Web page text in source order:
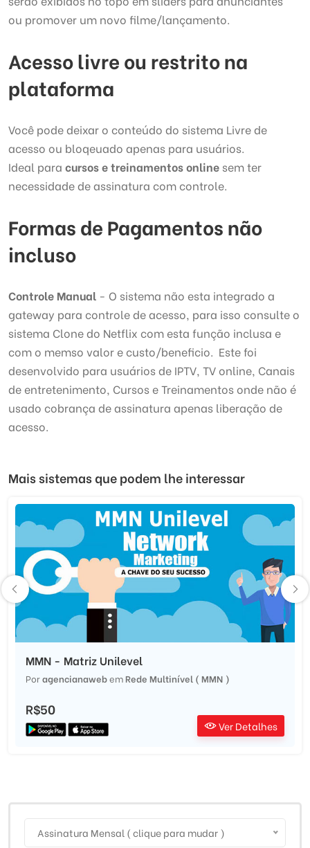
ou promover um novo filme/lançamento.
Acesso livre ou restrito na
plataforma
Você pode deixar o conteúdo do sistema Livre de
acesso ou bloqeuado apenas para usuários.
Ideal para cursos e treinamentos online sem ter
necessidade de assinatura com controle.
Formas de Pagamentos não
incluso
Controle Manual - O sistema não esta integrado a
gateway para controle de acesso, para isso consulte o
sistema Clone do Netflix com esta função inclusa e
com o memso valor e custo/beneficio. Este foi
desenvolvido para usuários de IPTV, TV online, Canais
de entretenimento, Cursos e Treinamentos onde não é
usado cobrança de assinatura apenas liberação de
acesso.
Mais sistemas que podem lhe interessar
MMN - Matriz Unilevel
PoragencianawebemRede Multinível ( MMN )
R$50
Ver Detalhes
Assinatura Mensal ( clique para mudar )